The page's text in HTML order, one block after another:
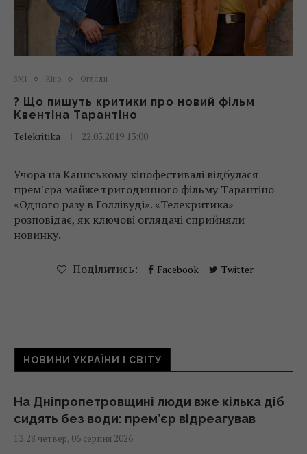
ЗМІ Кіно Огляди
? Що пишуть критики про новий фільм
Квентіна Тарантіно
Telekritika
22.05.2019 13:00
Учора на Каннському кінофестивалі відбулася
прем'єра майже тригодинного фільму Тарантіно
«Одного разу в Голлівуді». «Телекритика»
розповідає, як ключові оглядачі сприйняли
новинку.
Поділитись: Facebook Twitter
НОВИНИ УКРАЇНИ І СВІТУ
На Дніпропетровщині люди вже кілька діб
сидять без води: прем’єр відреагував
13:28 четвер, 06 серпня 2026